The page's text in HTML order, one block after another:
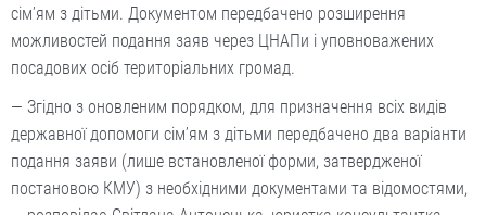
сім’ям з дітьми. Документом передбачено розширення
можливостей подання заяв через ЦНАПи і уповноважених
посадових осіб територіальних громад.
— Згідно з оновленим порядком, для призначення всіх видів
державної допомоги сім’ям з дітьми передбачено два варіанти
подання заяви (лише встановленої форми, затвердженої
постановою КМУ) з необхідними документами та відомостями,